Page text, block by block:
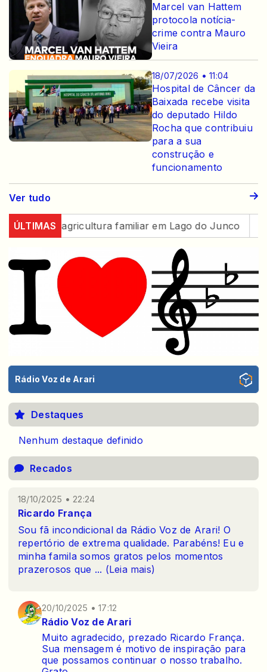
Marcel van Hattem
protocola notícia-
crime contra Mauro
Vieira
18/07/2026 • 11:04
Hospital de Câncer da
Baixada recebe visita
do deputado Hildo
Rocha que contribuiu
para a sua
construção e
funcionamento
Ver tudo
ÚLTIMAS
a agricultura familiar em Lago do Junco Cinco
Rádio Voz de Arari
Destaques
Nenhum destaque definido
Recados
Ricardo França
18/10/2025 • 22:24
Sou fã incondicional da Rádio Voz de Arari! O
repertório de extrema qualidade. Parabéns! Eu e
minha famila somos gratos pelos momentos
prazerosos que ... (Leia mais)
Rádio Voz de Arari
20/10/2025 • 17:12
Muito agradecido, prezado Ricardo França.
Sua mensagem é motivo de inspiração para
que possamos continuar o nosso trabalho.